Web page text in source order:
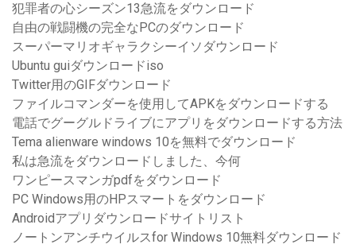
犯罪者の心シーズン13急流をダウンロード
自由の戦闘機の完全なPCのダウンロード
スーパーマリオギャラクシーイソダウンロード
Ubuntu guiダウンロードiso
Twitter用のGIFダウンロード
ファイルコマンダーを使用してAPKをダウンロードする
電話でグーグルドライブにアプリをダウンロードする方法
Tema alienware windows 10を無料でダウンロード
私は急流をダウンロードしました、今何
ワンピースマンガpdfをダウンロード
PC Windows用のHPスマートをダウンロード
Androidアプリダウンロードサイトリスト
ノートンアンチウイルスfor Windows 10無料ダウンロード